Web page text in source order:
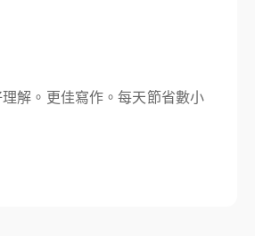
解。更佳寫作。每天節省數小